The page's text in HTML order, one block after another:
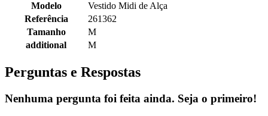
Modelo
Vestido Midi de Alça
Referência
261362
Tamanho
M
additional
M
Perguntas e Respostas
Nenhuma pergunta foi feita ainda. Seja o primeiro!